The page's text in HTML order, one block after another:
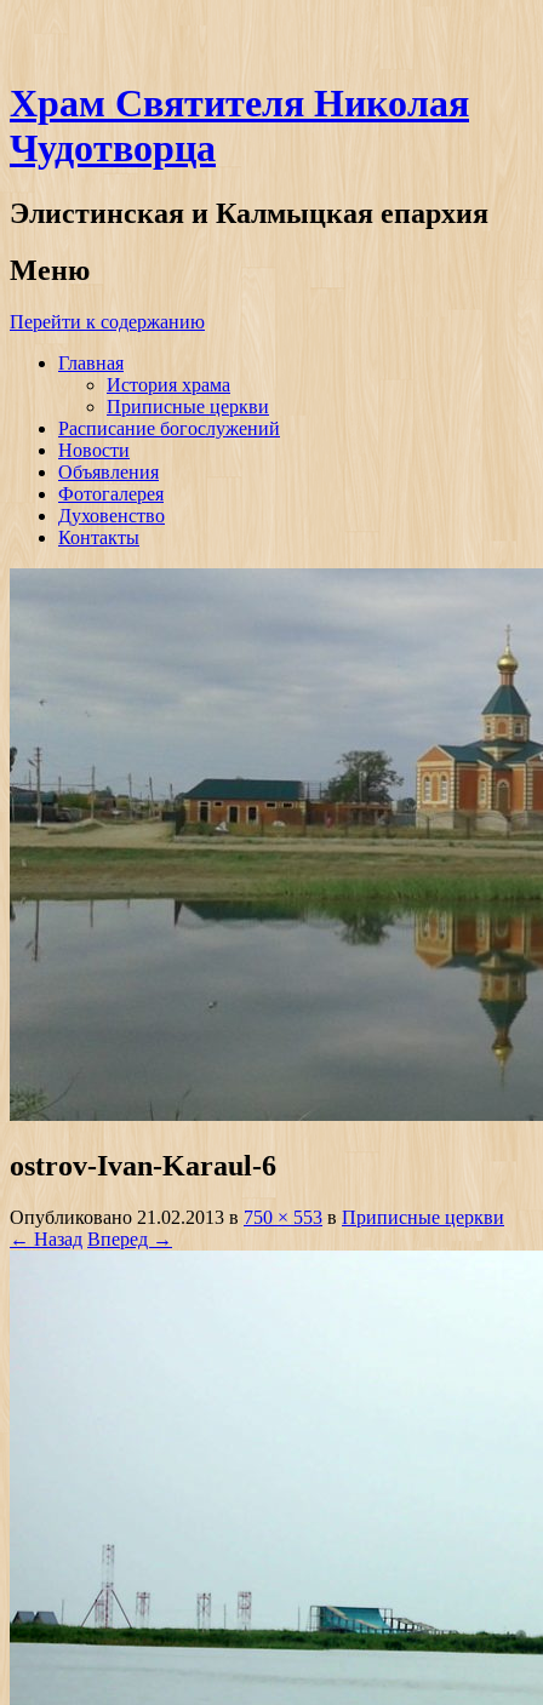
Храм Святителя Николая
Чудотворца
Элистинская и Калмыцкая епархия
Меню
Перейти к содержанию
Главная
История храма
Приписные церкви
Расписание богослужений
Новости
Объявления
Фотогалерея
Духовенство
Контакты
ostrov-Ivan-Karaul-6
Опубликовано 21.02.2013 в 750 × 553вПриписные церкви
← Назад Вперед →